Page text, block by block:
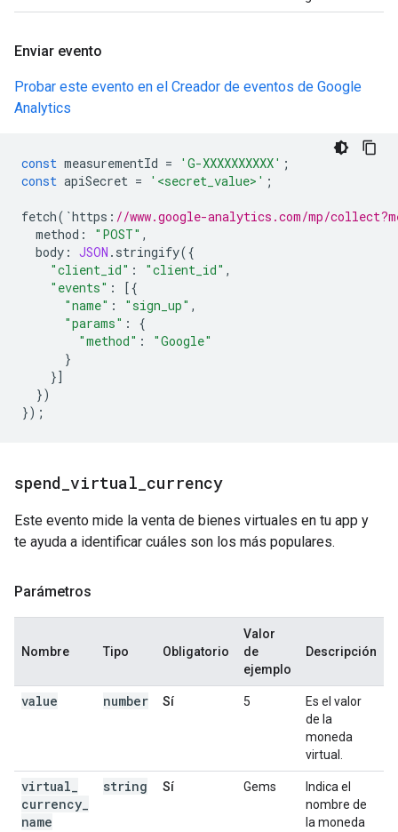
Enviar evento
Probar este evento en el Creador de eventos de Google
Analytics
const measurementId = 'G-XXXXXXXXXX' ;
const apiSecret = '<secret_value>' ;
fetch( `https : //www.google-analytics.com/mp/
method : "POST" ,
body : JSON . stringify({
"client_id" : "client_id" ,
"events" :
[{
"name" : "sign_up" ,
"params" :
{
"method" :
"Google"
}
}]
})
});
spend virtual currency
Este evento mide la venta de bienes virtuales en tu app y
te ayuda a identificar cuáles son los más populares.
Parámetros
Nombre Tipo Obligatorio
Valor
de
ejemplo
Descripción
value number Sí 5
Es el valor
de la
moneda
virtual.
virtual
currency
name
string Sí Gems
Indica el
nombre de
la moneda